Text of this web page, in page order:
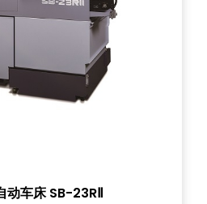
车床 SB-23RⅡ